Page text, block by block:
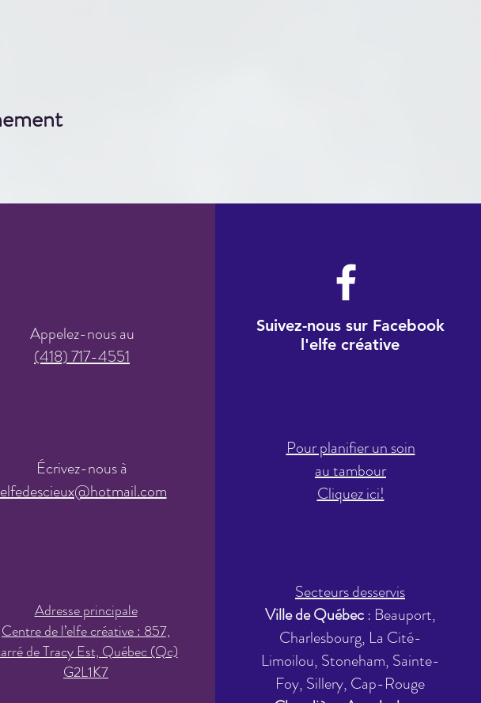
Appelez-nous au
(418) 717-4551
Écrivez-nous à
elfedescieux@hotmail.com
Adresse principale
Centre de l’elfe créative : 857,
de Tracy Est, Québec (Qc)
G2L1K7
Suivez-nous sur Facebook
l'elfe créative
Pour planifier un soin
au tambour
Cliquez ici!
Secteurs desservis
Ville de Québec: Beauport,
Charlesbourg, La Cité-
Limoilou, Stoneham, Sainte-
Foy, Sillery, Cap-Rouge